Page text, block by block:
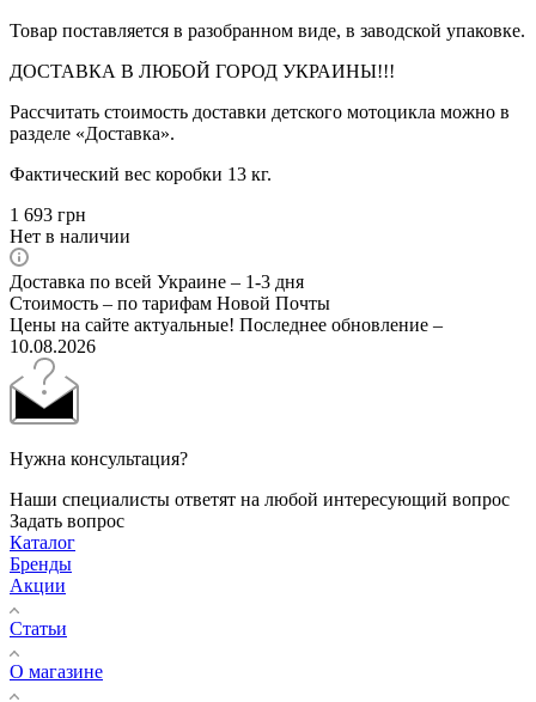
Товар поставляется в разобранном виде, в заводской упаковке.
ДОСТАВКА В ЛЮБОЙ ГОРОД УКРАИНЫ!!!
Рассчитать стоимость доставки детского мотоцикла можно в
разделе «Доставка».
Фактический вес коробки 13 кг.
1 693 грн
Нет в наличии
Доставка по всей Украине – 1-3 дня
Стоимость – по тарифам Новой Почты
Цены на сайте актуальные! Последнее обновление –
10.08.2026
Нужна консультация?
Наши специалисты ответят на любой интересующий вопрос
Задать вопрос
Каталог
Бренды
Акции
Статьи
О магазине